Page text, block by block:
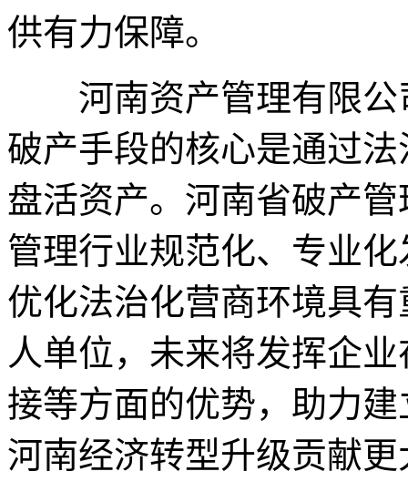
供有力保障。
河南资产管理有限公
破产手段的核心是通过
盘活资产。河南省破产
管理行业规范化、专业
优化法治化营商环境具
人单位，未来将发挥企
接等方面的优势，助力
河南经济转型升级贡献